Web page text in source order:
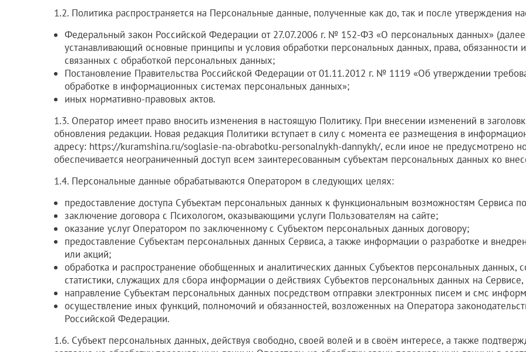
1.2. Политика распространяется на Персональные данные, полученные как до, так и после утверждения
Федеральный закон Российской Федерации от 27.07.2006 г. № 152-ФЗ «О персональных данных»
устанавливающий основные принципы и условия обработки персональных данных, права, обязанности
связанных с обработкой персональных данных;
Постановление Правительства Российской Федерации от 01.11.2012 г. № 1119 «Об утверждении
обработке в информационных системах персональных данных»;
иных нормативно-правовых актов.
1.3. Оператор имеет право вносить изменения в настоящую Политику. При внесении изменений в
обновления редакции. Новая редакция Политики вступает в силу с момента ее размещения в
адресу: https://kuramshina.ru/soglasie-na-obrabotku-personalnykh-dannykh/, если иное не предусмотрено
обеспечивается неограниченный доступ всем заинтересованным субъектам персональных данных ко
1.4. Персональные данные обрабатываются Оператором в следующих целях:
предоставление доступа Субъектам персональных данных к функциональным возможностям Сервиса
заключение договора с Психологом, оказывающими услуги Пользователям на сайте;
оказание услуг Оператором по заключенному с Субъектом персональных данных договору;
предоставление Субъектам персональных данных Сервиса, а также информации о разработке и
или акций;
обработка и распространение обобщенных и аналитических данных Субъектов персональных
статистики, служащих для сбора информации о действиях Субъектов персональных данных на
направление Субъектам персональных данных посредством отправки электронных писем и смс
осуществление иных функций, полномочий и обязанностей, возложенных на Оператора
Российской Федерации.
1.6. Субъект персональных данных, действуя свободно, своей волей и в своём интересе, а также